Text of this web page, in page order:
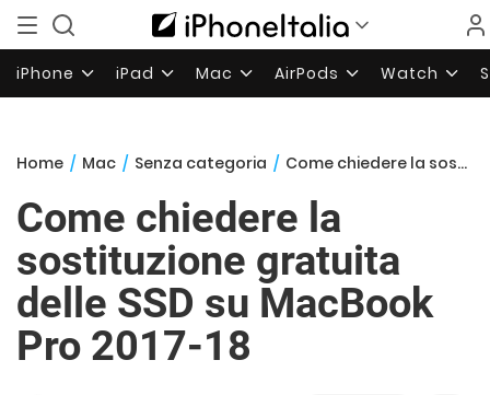
iPhone iPad Mac AirPods Watch
Home / Mac / Senza categoria / Come chiedere la sostituzione gratuita delle SSD su MacBook Pro 2017-18
Come chiedere la
sostituzione gratuita
delle SSD su MacBook
Pro 2017-18